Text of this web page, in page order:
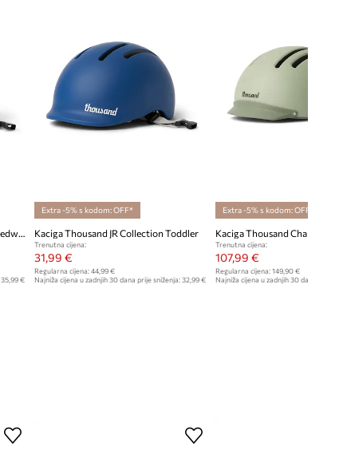
Kaciga Thousand JR Collection Speedway Creme X-Small
35,99 €
Extra -5% s kodom: OFF*
Kaciga Thousand JR Collection Toddler
Trenutna cijena:
31,99 €
Regularna cijena:44,99 €
Najniža cijena u zadnjih 30 dana prije sniženja:32,99 €
Extra -5% s kodom: OFF*
Kaciga Thousand Chapter
Trenutna cijena:
107,99 €
Regularna cijena: 149,90 €
Najniža cijena u zadnjih 30 dana prije